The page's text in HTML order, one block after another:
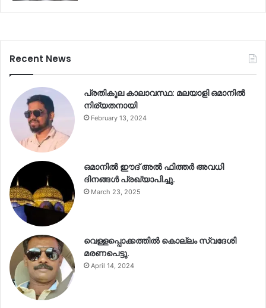
Recent News
പ്രതികൂല കാലാവസ്ഥ: മലയാളി ഒമാനിൽ
നിര്യതനായി
February 13, 2024
ഒമാനിൽ ഈദ് അൽ ഫിത്തർ അവധി
ദിനങ്ങൾ പ്രഖ്യാപിച്ചു.
March 23, 2025
വെള്ളപ്പൊക്കത്തിൽ കൊല്ലം സ്വദേശി
മരണപെട്ടു.
April 14, 2024